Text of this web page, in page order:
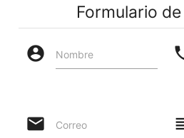
Formulario
account_circle Nombre
email Correo